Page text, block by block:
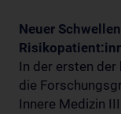
Neuer
In der ersten der
die
Innere Medizin